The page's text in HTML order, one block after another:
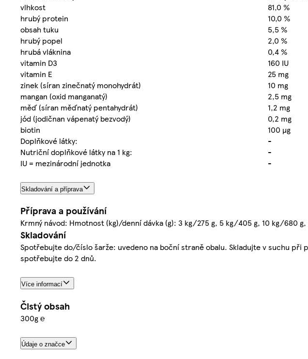
vlhkost
81,0 %
hrubý protein
10,0 %
obsah tuku
5,5 %
hrubý popel
2,0 %
hrubá vláknina
0,4 %
vitamin D3
160 IU
vitamin E
25 mg
zinek (síran zinečnatý monohydrát)
10 mg
mangan (oxid manganatý)
2,5 mg
měď (síran měďnatý pentahydrát)
1,2 mg
jód (jodičnan vápenatý bezvodý)
0,2 mg
biotin
100 µg
Doplňkové látky:
-
Nutriční doplňkové látky na 1 kg:
-
IU = mezinárodní jednotka
-
Skladování a příprava
Příprava a používání
Krmný návod: Hmotnost (kg)/denní dávka (g): 3 kg/275 g, 5 kg/405 g, 10 kg/680
Skladování
Spotřebujte do/číslo šarže: uvedeno na boční straně obalu. Skladujte v suchu
spotřebujte do 2 dnů.
Více informací
Čistý obsah
300g ℮
Údaje o značce